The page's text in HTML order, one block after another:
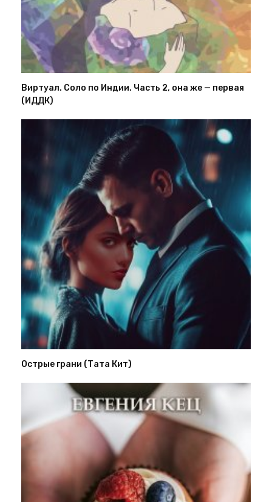
Виртуал. Соло по Индии. Часть 2, она же — первая
(ИДДК)
Острые грани (Тата Кит)